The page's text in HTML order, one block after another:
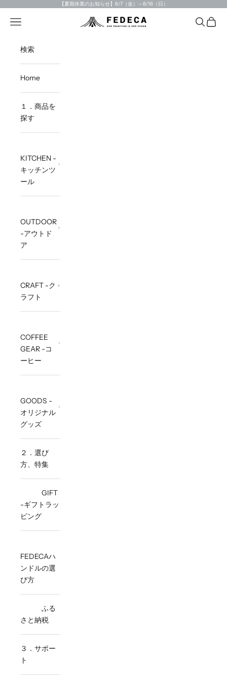
【夏期休業のお知らせ】8/7（金）～8/16（日）
FEDECA STORE
Open navigation menu OpenOpen
検索
Home
１．商品を
探す
KITCHEN -
キッチンツ
ール
OUTDOOR
-アウトド
ア
CRAFT -ク
ラフト
COFFEE
GEAR -コ
ーヒー
GOODS -
オリジナル
グッズ
２．選び
方、特集
GIFT
-ギフトラッ
ピング
FEDECAハ
ンドルの選
び方
ふる
さと納税
３．サポー
ト